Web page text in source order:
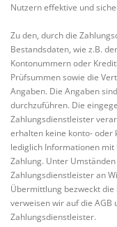
Nutzern effektive und
Zu den, durch die
Bestandsdaten, wie z.B.
Kontonummern oder
Prüfsummen sowie die
Angaben. Die Angaben
durchzuführen. Die
Zahlungsdienstleister
erhalten keine konto-
lediglich Informationen
Zahlung. Unter
Zahlungsdienstleister an
Übermittlung bezweckt
verweisen wir auf die AGB
Zahlungsdienstleister.